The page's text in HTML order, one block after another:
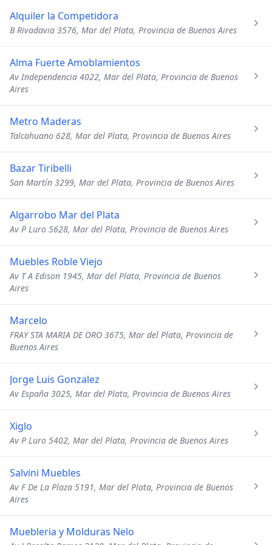
Alquiler la Competidora
B Rivadavia 3576, Mar del Plata, Provincia de Buenos Aires
Alma Fuerte Amoblamientos
Av Independencia 4022, Mar del Plata, Provincia de Buenos
Aires
Metro Maderas
Talcahuano 628, Mar del Plata, Provincia de Buenos Aires
Bazar Tiribelli
San Martín 3299, Mar del Plata, Provincia de Buenos Aires
Algarrobo Mar del Plata
Av P Luro 5628, Mar del Plata, Provincia de Buenos Aires
Muebles Roble Viejo
Av T A Edison 1945, Mar del Plata, Provincia de Buenos
Aires
Marcelo
FRAY STA MARIA DE ORO 3675, Mar del Plata, Provincia de
Buenos Aires
Jorge Luis Gonzalez
Av España 3025, Mar del Plata, Provincia de Buenos Aires
Xiglo
Av P Luro 5402, Mar del Plata, Provincia de Buenos Aires
Salvini Muebles
Av F De La Plaza 5191, Mar del Plata, Provincia de Buenos
Aires
Muebleria y Molduras Nelo